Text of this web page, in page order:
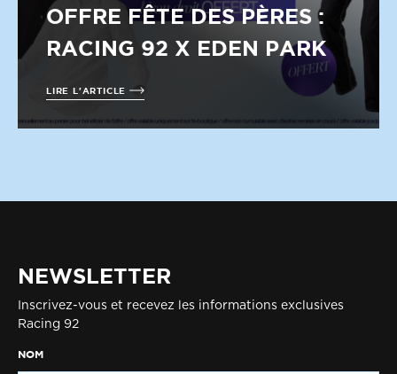
OFFRE FÊTE DES PÈRES :
RACING 92 X EDEN PARK
LIRE L'ARTICLE
NEWSLETTER
Inscrivez-vous et recevez les informations exclusives
Racing 92
NOM